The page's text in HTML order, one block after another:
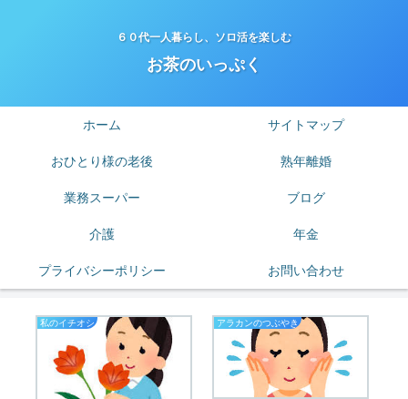
６０代一人暮らし、ソロ活を楽しむ
お茶のいっぷく
ホーム サイトマップ
おひとり様の老後 熟年離婚
業務スーパー ブログ
介護 年金
プライバシーポリシー お問い合わせ
私のイチオシ アラカンのつぶやき